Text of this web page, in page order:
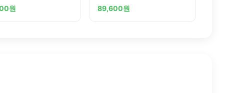
원
Stainless Steel Rack 490 x
460mm
89,600원